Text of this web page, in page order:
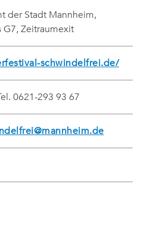
der Stadt Mannheim,
G7, Zeitraumexit
schwindelfrei.de/
0621-293 93 67